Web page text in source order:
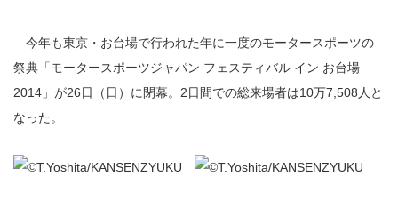
今年も東京・お台場で行われた年に一度のモータースポーツの
祭典「モータースポーツジャパン フェスティバル イン お台場
2014」が26日（日）に閉幕。2日間での総来場者は10万7,508人と
なった。